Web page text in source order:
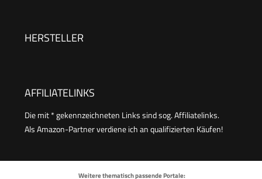
HERSTELLER
AFFILIATELINKS
Die mit * gekennzeichneten Links sind sog. Affiliatelinks.
Als Amazon-Partner verdiene ich an qualifizierten Käufen!
Weitere thematisch passende Portale: